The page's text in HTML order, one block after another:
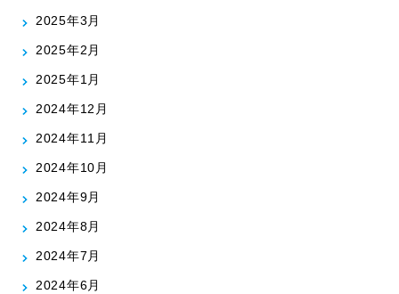
2025年3月
2025年2月
2025年1月
2024年12月
2024年11月
2024年10月
2024年9月
2024年8月
2024年7月
2024年6月